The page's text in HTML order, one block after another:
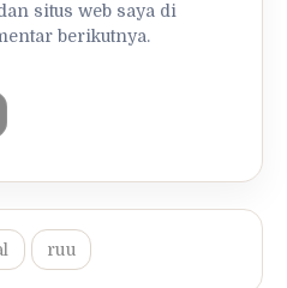
situs web saya di
berikutnya.
ruu